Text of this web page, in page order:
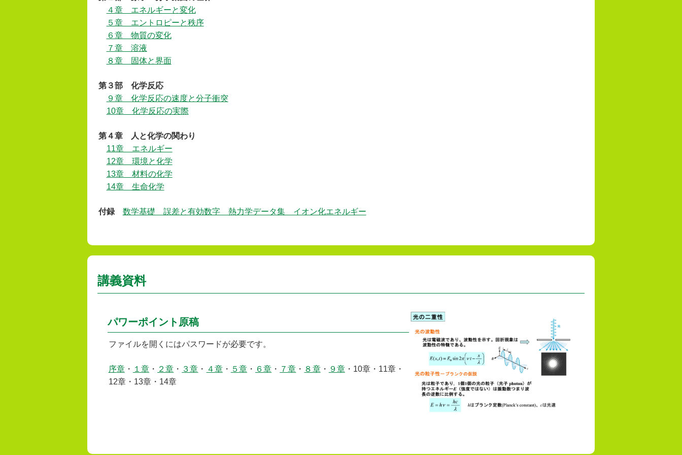
４章 エネルギーと変化
５章 エントロピーと秩序
６章 物質の変化
７章 溶液
８章 固体と界面
第３部化学反応
９章 化学反応の速度と分子衝突
10章 化学反応の実際
第４章人と化学の関わり
11章 エネルギー
12章 環境と化学
13章 材料の化学
14章 生命化学
付録 数学基礎 誤差と有効数字 熱力学データ集 イオン化エネルギー
講義資料
パワーポイント原稿
ファイルを開くにはパスワードが必要です。
序章・ １章・ ２章 ・ ３章 ・ ４章・ ５章・ ６章 ・ ７章 ・ ８章・ ９章・10章・11章・
12章・13章・14章